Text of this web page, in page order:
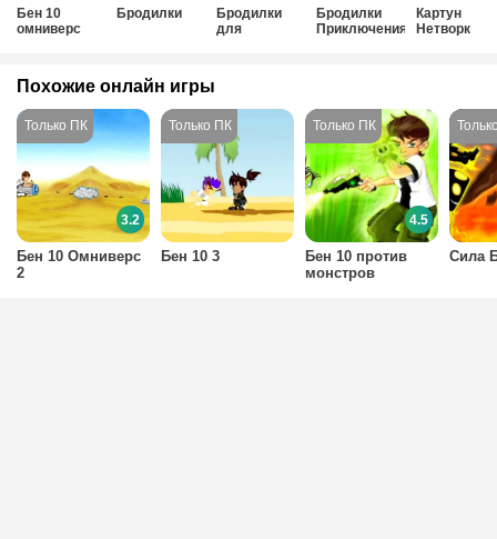
Бен 10
омниверс
Бродилки
Бродилки
для
Бродилки
Приключения
Картун
Нетворк
Похожие онлайн игры
Бен 10 Омниверс
2
3.2
Бен 10 3
Бен 10 против
монстров
4.5
Сила